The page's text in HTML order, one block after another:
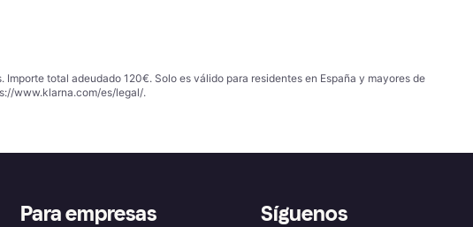
total adeudado 120€. Solo es válido para residentes en España y mayores de
www.klarna.com/es/legal/.
Para empresas Síguenos